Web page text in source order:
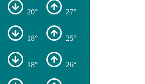
20° 27°
18° 25°
18° 26°